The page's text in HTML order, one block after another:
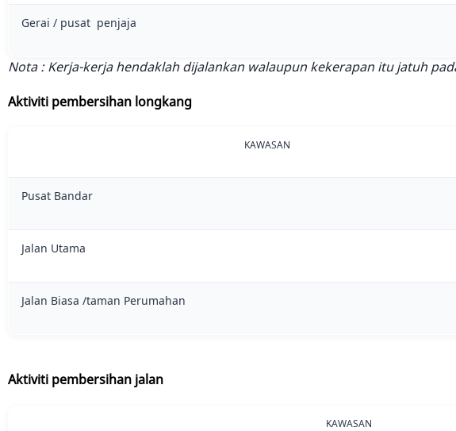
Gerai / pusat penjaja
Nota : Kerja-kerja hendaklah dijalankan walaupun kekerapan itu jatuh
Aktiviti pembersihan longkang
KAWASAN
Pusat Bandar
Jalan Utama
Jalan Biasa /taman Perumahan
Aktiviti pembersihan jalan
KAWASAN